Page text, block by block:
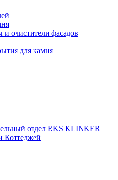
и очистители фасадов
для камня
отдел RKS KLINKER
Коттеджей